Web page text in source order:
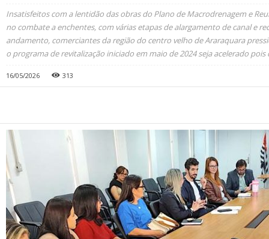
Insatisfeitos com a lentidão das obras do Plano de Macrodrenagem e
no combate a enchentes, com várias etapas de alargamento de canal e
andamento, comerciantes da região do centro velho de Araraquara
o programa de revitalização iniciado em maio de 2024 seja acelerado
16/05/2026 313